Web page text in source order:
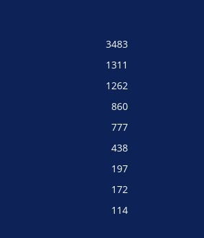
3483
1311
1262
860
777
438
197
172
114